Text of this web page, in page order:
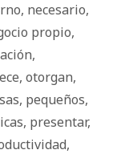
, necesario,
propio,
,
, otorgan,
, pequeños,
, presentar,
,